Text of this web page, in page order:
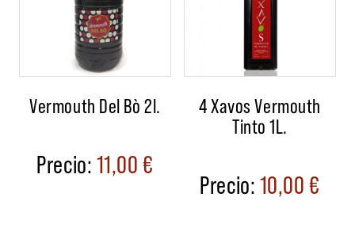
Vermouth Del Bò 2l.
11,00€
4 Xavos Vermouth
Tinto 1L.
10,00€